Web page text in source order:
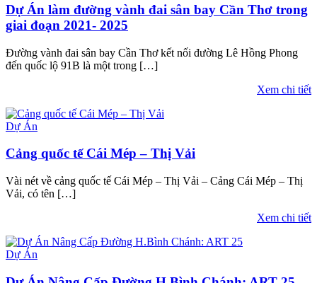
Dự Án làm đường vành đai sân bay Cần Thơ trong
giai đoạn 2021- 2025
Đường vành đai sân bay Cần Thơ kết nối đường Lê Hồng Phong
đến quốc lộ 91B là một trong […]
Xem chi tiết
Dự Án
Cảng quốc tế Cái Mép – Thị Vải
Vài nét về cảng quốc tế Cái Mép – Thị Vải – Cảng Cái Mép – Thị
Vải, có tên […]
Xem chi tiết
Dự Án